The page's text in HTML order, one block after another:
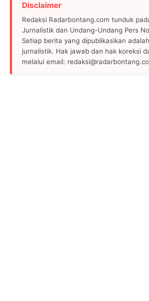
Disclaimer
Redaksi Radarbontang.com tunduk
Jurnalistik dan Undang-Undang Pers
Setiap berita yang dipublikasikan
jurnalistik. Hak jawab dan hak koreksi
melalui email: